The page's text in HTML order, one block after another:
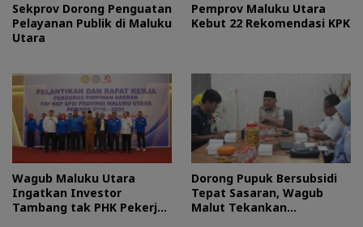
Sekprov Dorong Penguatan
Pelayanan Publik di Maluku
Utara
Pemprov Maluku Utara
Kebut 22 Rekomendasi KPK
Wagub Maluku Utara
Ingatkan Investor
Tambang tak PHK Pekerja
Dorong Pupuk Bersubsidi
Tepat Sasaran, Wagub
Malut Tekankan